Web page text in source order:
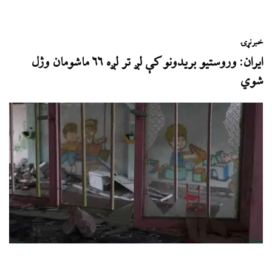
خبرنړۍ
ایران: وروستیو بریدونو کې لږ تر لږه ۶۶ ماشومان وژل
شوي